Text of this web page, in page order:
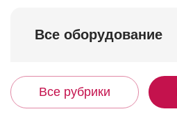
Все оборудование
Все рубрики